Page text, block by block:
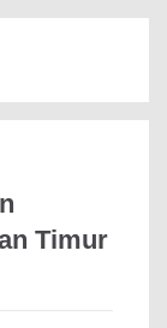
Timur